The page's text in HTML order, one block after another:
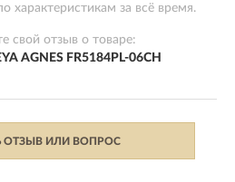
характеристикам за всё время.
свой отзыв о товаре:
AGNES FR5184PL-06CH
ОТЗЫВ ИЛИ ВОПРОС